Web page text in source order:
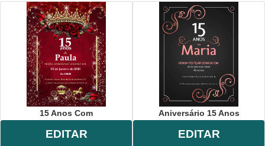
15 Anos Com
EDITAR
Aniversário 15 Anos
EDITAR